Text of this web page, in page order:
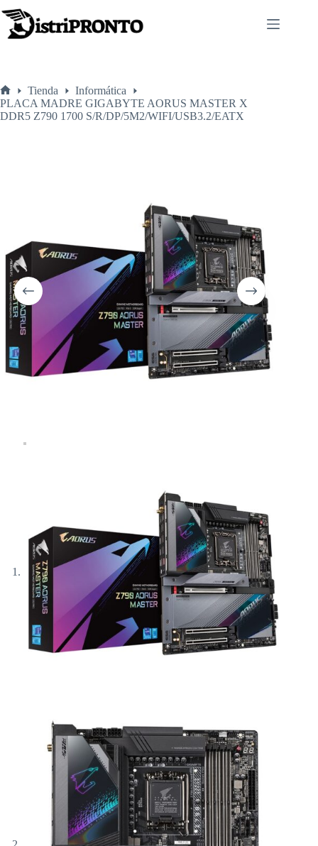
al
contenido
Inicio
Tienda
Informática
PLACA MADRE GIGABYTE AORUS MASTER X
DDR5 Z790 1700 S/R/DP/5M2/WIFI/USB3.2/EATX